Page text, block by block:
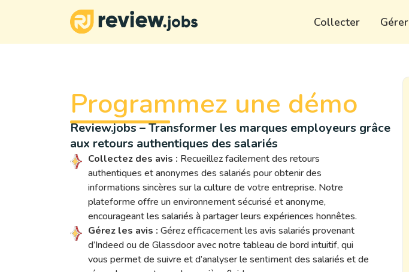
Collecter Gérer
Programmez une démo
Review.jobs – Transformer les marques employeurs grâce
aux retours authentiques des salariés
Collectez des avis : Recueillez facilement des retours
authentiques et anonymes des salariés pour obtenir des
informations sincères sur la culture de votre entreprise. Notre
plateforme offre un environnement sécurisé et anonyme,
encourageant les salariés à partager leurs expériences honnêtes.
Gérez les avis : Gérez efficacement les avis salariés provenant
d’Indeed ou de Glassdoor avec notre tableau de bord intuitif, qui
vous permet de suivre et d’analyser le sentiment des salariés et de